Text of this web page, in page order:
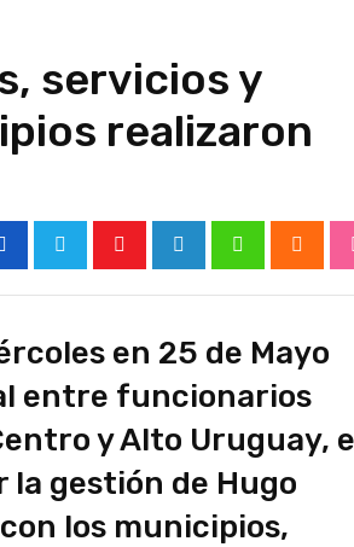
servicios y
realizaron
en 25 de Mayo
entre funcionarios
y Alto Uruguay,
gestión de Hugo
los municipios,